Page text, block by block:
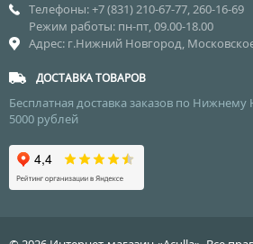
Телефоны: +7 (831) 210-67-77, 260-16-69
Режим работы: пн-пт, 09.00-18.00
Адрес: г.Нижний Новгород,
ДОСТАВКА ТОВАРОВ
Бесплатная доставка заказов по Нижнему
5000 рублей